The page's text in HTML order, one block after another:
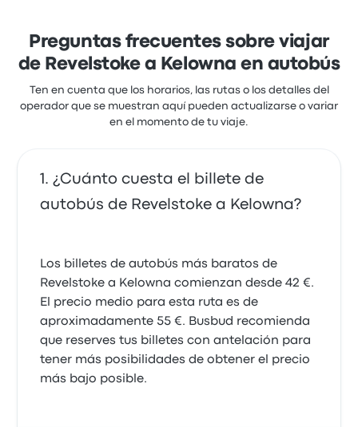
Los billetes de Revelstoke Transfers para este viaje
cuestan como mínimo 111 €
Preguntas frecuentes sobre viajar
de Revelstoke a Kelowna en autobús
Ten en cuenta que los horarios, las rutas o los detalles del
operador que se muestran aquí pueden actualizarse o variar
en el momento de tu viaje.
¿Cuánto cuesta el billete de
autobús de Revelstoke a Kelowna?
Los billetes de autobús más baratos de
Revelstoke a Kelowna comienzan desde 42 €.
El precio medio para esta ruta es de
aproximadamente 55 €. Busbud recomienda
que reserves tus billetes con antelación para
tener más posibilidades de obtener el precio
más bajo posible.